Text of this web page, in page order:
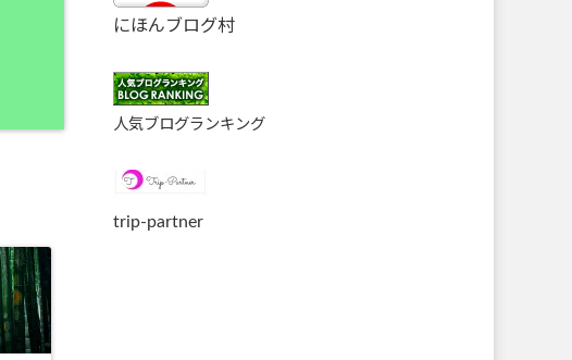
にほんブログ村
人気ブログランキング
trip-partner